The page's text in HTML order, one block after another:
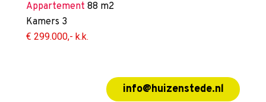
Appartement 88 m2
Kamers 3
€ 299.000,- k.k.
info@huizenstede.nl